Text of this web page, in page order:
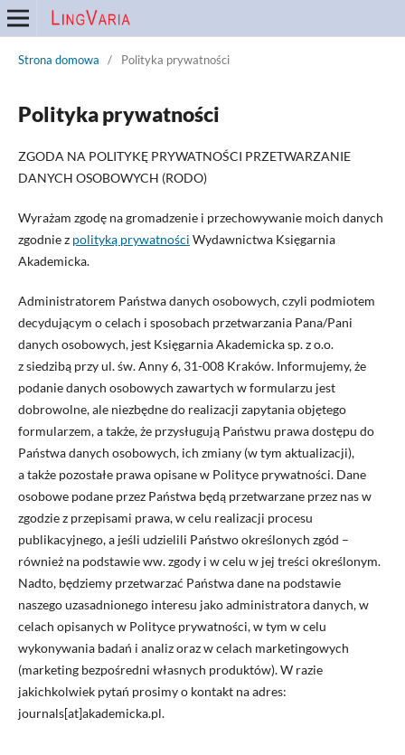
Strona domowa / Polityka prywatności
Polityka prywatności
ZGODA NA POLITYKĘ PRYWATNOŚCI PRZETWARZANIE
DANYCH OSOBOWYCH (RODO)
Wyrażam zgodę na gromadzenie i przechowywanie moich danych
zgodnie z polityką prywatności Wydawnictwa Księgarnia
Akademicka.
Administratorem Państwa danych osobowych, czyli podmiotem
decydującym o celach i sposobach przetwarzania Pana/Pani
danych osobowych, jest Księgarnia Akademicka sp. z o.o.
z siedzibą przy ul. św. Anny 6, 31-008 Kraków. Informujemy, że
podanie danych osobowych zawartych w formularzu jest
dobrowolne, ale niezbędne do realizacji zapytania objętego
formularzem, a także, że przysługują Państwu prawa dostępu do
Państwa danych osobowych, ich zmiany (w tym aktualizacji),
a także pozostałe prawa opisane w Polityce prywatności. Dane
osobowe podane przez Państwa będą przetwarzane przez nas w
zgodzie z przepisami prawa, w celu realizacji procesu
publikacyjnego, a jeśli udzielili Państwo określonych zgód –
również na podstawie ww. zgody i w celu w jej treści określonym.
Nadto, będziemy przetwarzać Państwa dane na podstawie
naszego uzasadnionego interesu jako administratora danych, w
celach opisanych w Polityce prywatności, w tym w celu
wykonywania badań i analiz oraz w celach marketingowych
(marketing bezpośredni własnych produktów). W razie
jakichkolwiek pytań prosimy o kontakt na adres:
journals[at]akademicka.pl.